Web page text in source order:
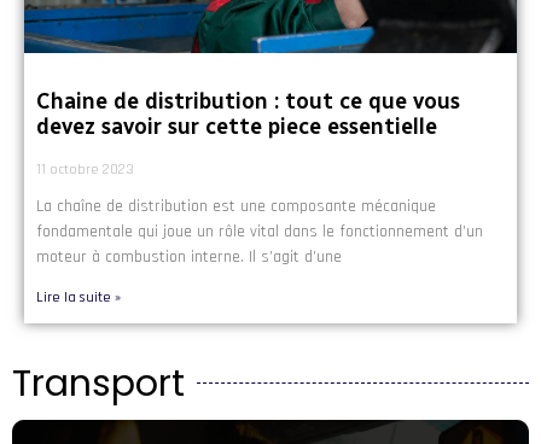
Chaine de distribution : tout ce que vous
devez savoir sur cette piece essentielle
11 octobre 2023
La chaîne de distribution est une composante mécanique
fondamentale qui joue un rôle vital dans le fonctionnement d’un
moteur à combustion interne. Il s’agit d’une
Lire la suite »
Transport